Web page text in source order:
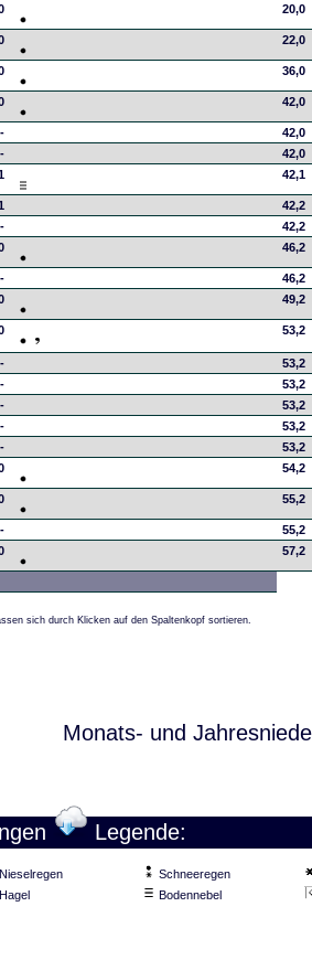
20,0
22,0
36,0
42,0
-
42,0
-
42,0
42,1
42,2
-
42,2
46,2
-
46,2
49,2
53,2
-
53,2
-
53,2
-
53,2
-
53,2
-
53,2
54,2
55,2
-
55,2
57,2
sich durch Klicken auf den Spaltenkopf sortieren.
Monats- und
Legende:
Nieselregen
Schneeregen
Hagel
Bodennebel